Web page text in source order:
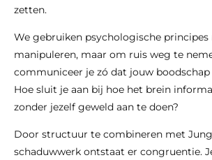
zetten.
We gebruiken psychologische
manipuleren, maar om ruis weg te
communiceer je zó dat jouw
Hoe sluit je aan bij hoe het brein
zonder jezelf geweld aan te doen?
Door structuur te combineren met
schaduwwerk ontstaat er congruentie.